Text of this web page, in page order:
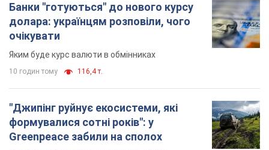
Банки "готуються" до нового курсу
долара: українцям розповіли, чого
очікувати
Яким буде курс валюти в обмінниках
10 годин тому 116,4 т.
"Джипінг руйнує екосистеми, які
формувалися сотні років": у
Greenpeace забили на сполох